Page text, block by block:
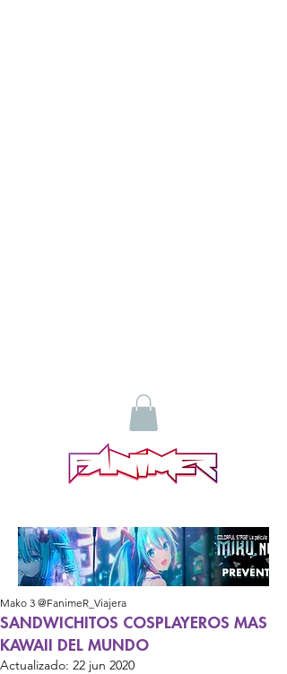
SANDWICHITOS COSPLAYEROS MAS
KAWAII DEL MUNDO
Mako 3 @FanimeR_Viajera
Actualizado: 22 jun 2020